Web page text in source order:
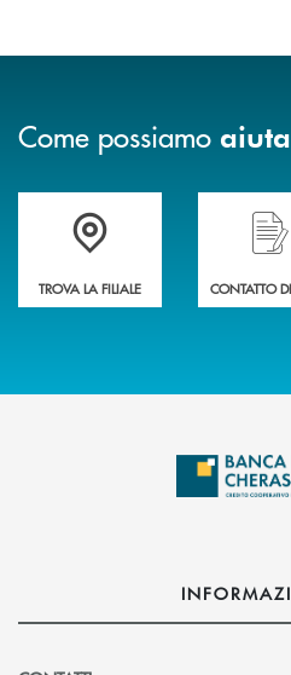
Come possiamo
Accedi all' elenco completo delle
TROVA LA FILIALE
Hai
CONTATTO